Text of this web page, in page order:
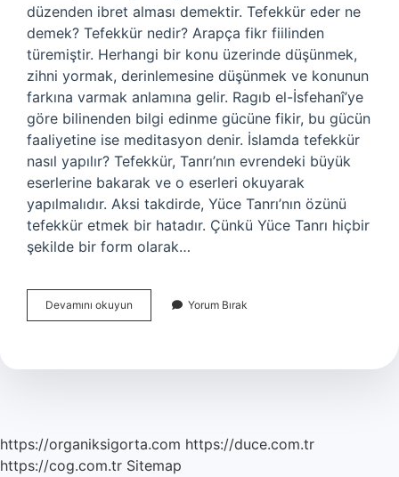
düzenden ibret alması demektir. Tefekkür eder ne
demek? Tefekkür nedir? Arapça fikr fiilinden
türemiştir. Herhangi bir konu üzerinde düşünmek,
zihni yormak, derinlemesine düşünmek ve konunun
farkına varmak anlamına gelir. Ragıb el-İsfehanî’ye
göre bilinenden bilgi edinme gücüne fikir, bu gücün
faaliyetine ise meditasyon denir. İslamda tefekkür
nasıl yapılır? Tefekkür, Tanrı’nın evrendeki büyük
eserlerine bakarak ve o eserleri okuyarak
yapılmalıdır. Aksi takdirde, Yüce Tanrı’nın özünü
tefekkür etmek bir hatadır. Çünkü Yüce Tanrı hiçbir
şekilde bir form olarak…
Devamını okuyun Tefekkür
Etmenin
Yorum Bırak
https://organiksigorta.com https://duce.com.tr
https://cog.com.tr Sitemap